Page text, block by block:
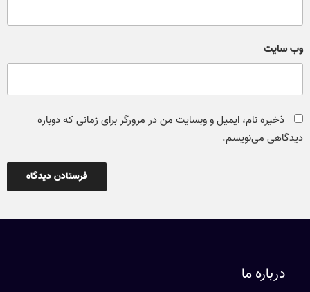
وب‌ سایت
ذخیره نام، ایمیل و وبسایت من در مرورگر برای زمانی که دوباره
دیدگاهی می‌نویسم.
درباره ما